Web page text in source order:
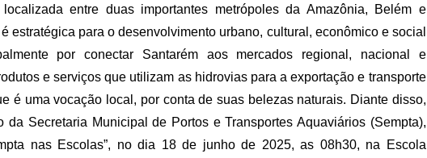
entre duas importantes metrópoles da Amazônia, Belém e
estratégica para o desenvolvimento urbano, cultural, econômico e social
por conectar Santarém aos mercados regional, nacional e
e serviços que utilizam as hidrovias para a exportação e transporte
é uma vocação local, por conta de suas belezas naturais. Diante disso,
da Secretaria Municipal de Portos e Transportes Aquaviários (Sempta),
nas Escolas”, no dia 18 de junho de 2025, as 08h30, na Escola